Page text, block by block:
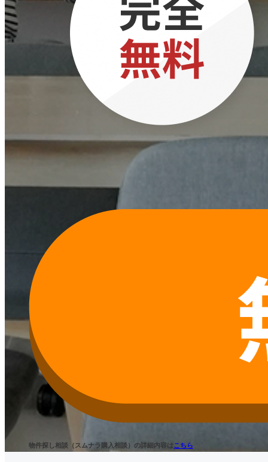
物件探し相談（スムナラ購入相談）の詳細内容はこちら